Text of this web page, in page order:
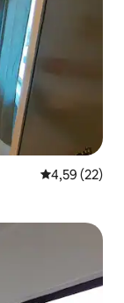
Évaluation
4,59 (22)